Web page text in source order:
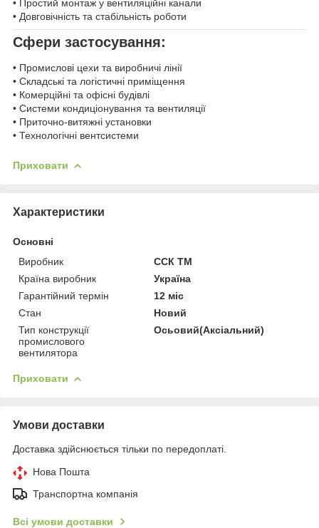
• Простий монтаж у вентиляційні канали
• Довговічність та стабільність роботи
Сфери застосування:
• Промислові цехи та виробничі лінії
• Складські та логістичні приміщення
• Комерційні та офісні будівлі
• Системи кондиціонування та вентиляції
• Приточно-витяжні установки
• Технологічні вентсистеми
Приховати
Характеристики
Основні
Виробник
ССК ТМ
Країна виробник
Україна
Гарантійний термін
12 міс
Стан
Новий
Тип конструкції
промислового
вентилятора
Осьовий(Аксіальний)
Приховати
Умови доставки
Доставка здійснюється тільки по передоплаті.
Нова Пошта
Транспортна компанія
Всі умови доставки